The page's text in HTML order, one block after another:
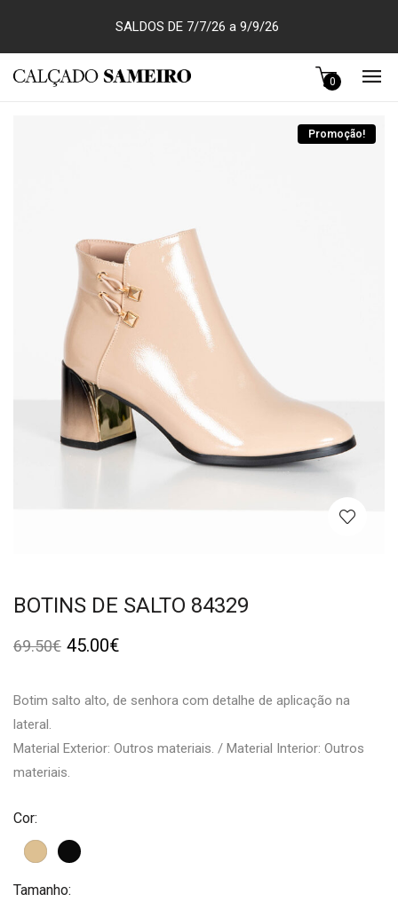
SALDOS DE 7/7/26 a 9/9/26
0
Promoção!
BOTINS DE SALTO 84329
69.50€ 45.00€
Botim salto alto, de senhora com detalhe de aplicação na
lateral.
Material Exterior: Outros materiais. / Material Interior: Outros
materiais.
Cor:
Tamanho: